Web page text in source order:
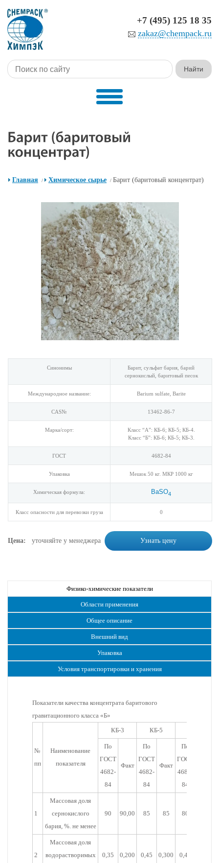
+7 (495) 125 18 35
zakaz@chempack.ru
Главная / Химическое сырье / Барит (баритовый концентрат)
Синонимы
Барит, сульфат бария, барий
сернокислый, баритовый песок
Международное название: Barium sulfate, Barite
CAS№ 13462-86-7
Марка/сорт:
Класс “А”: КБ-6; КБ-5; КБ-4.
Класс “Б”: КБ-6; КБ-5; КБ-3.
ГОСТ 4682-84
Упаковка Мешок 50 кг. МКР 1000 кг
Химическая формула: BaSO4
Класс опасности для перевозки груза 0
Цена: уточняйте у менеджера Узнать цену
Физико-химические показатели
Области применения
Общее описание
Внешний вид
Упаковка
Условия транспортировки и хранения
Показатели качества концентрата баритового
гравитационного класса «Б»
№
пп
Наименование
показателя
КБ-3 КБ-5
По
ГОСТ
4682-
84
Факт
По
ГОСТ
4682-
84
Факт
По
ГОСТ
4682-
84
1
Массовая доля
сернокислого
бария, %. не менее
90 90,00 85 85 80
2
Массовая доля
водорастворимых
0,35 0,200 0,45 0,300 0,45